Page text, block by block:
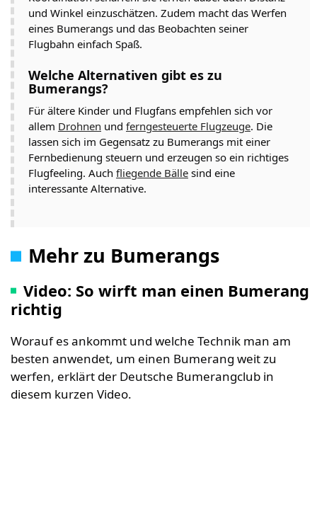
und Winkel einzuschätzen. Zudem macht das Werfen
eines Bumerangs und das Beobachten seiner
Flugbahn einfach Spaß.
Welche Alternativen gibt es zu
Bumerangs?
Für ältere Kinder und Flugfans empfehlen sich vor
allem Drohnen und ferngesteuerte Flugzeuge. Die
lassen sich im Gegensatz zu Bumerangs mit einer
Fernbedienung steuern und erzeugen so ein richtiges
Flugfeeling. Auch fliegende Bälle sind eine
interessante Alternative.
Mehr zu Bumerangs
Video: So wirft man einen Bumerang
richtig
Worauf es ankommt und welche Technik man am
besten anwendet, um einen Bumerang weit zu
werfen, erklärt der Deutsche Bumerangclub in
diesem kurzen Video.